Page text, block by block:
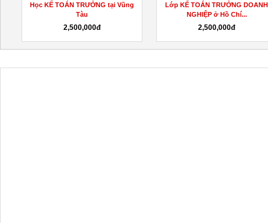
Học KẾ TOÁN TRƯỞNG tại Vũng
Tàu
2,500,000đ
Lớp KẾ TOÁN TRƯỞNG DOANH
NGHIỆP ở Hồ Chí...
2,500,000đ